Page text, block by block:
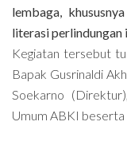
lembaga,
literasi perlindungan
Kegiatan tersebut
Bapak Gusrinaldi
Soekarno
Umum ABKI